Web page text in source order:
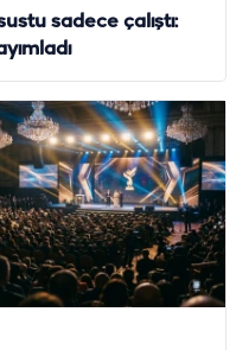
sadece çalıştı: